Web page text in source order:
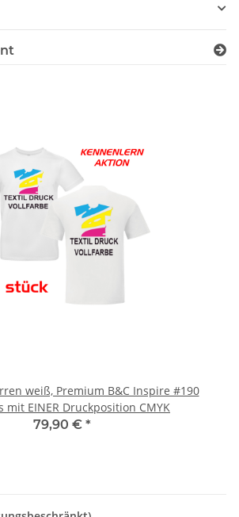
weiß, Premium B&C Inspire #190
mit EINER Druckposition CMYK
79,90 € *